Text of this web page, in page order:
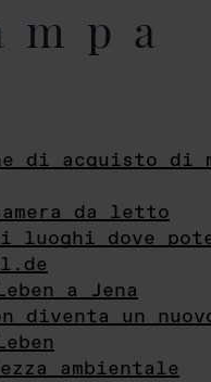
di acquisto di
da letto
luoghi dove
a Jena
diventa un
ambientale